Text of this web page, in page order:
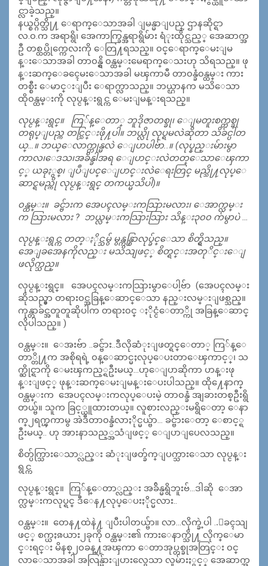
င္လာခဲ့သည္။
နယ္စပ္ဂိတ္သို႔ ေရာက္ေသာအခါ ျမန္မာျပည္ ဌာနဆိုင္ရာ
လ.၀.က အရာရွိ၊ အေကာက္ခြန္အရာရွိမ်ား ရံုးထိုင္သည့္ အေဆာက္အ
ဦ တစ္ထပ္တိုက္ကေလးကို ေတြ႔ရသည္။ ၀င္ေရာက္ေမးျမ
န္းေသာအခါ တာ၀န္ရွိ ၀န္ထမ္းမေရာက္ေသးဟု သိရသည္။ ဖု
န္းဆက္ေခၚေမးေသာအခါ မၾကာမီ တာ၀န္ခံ၀န္ထမ္း ကား
တစ္စီး ေမာင္းျပီး ေရာက္လာသည္။ ဘယ္ဌာနက မသိေသာ
ထို၀န္ထမ္းကို လုပ္ငန္းရွင္က ေမးျမန္းရသည္။
လုပ္ငန္းရွင္။ ကြ်န္ေတာ္ ဘူဒိုဇာတစ္ခု၊ ေျမတူးစက္တစ္ခု
တရုပ္ျပည္က တင္သြင္းဖို႔ပါ။ ဘယ္လို လုပ္ရမလဲဆိုတာ သိခ်င္ပါတ
ယ္…။ ဘယ္ေလာက္ကုန္မလဲ ေျပာပါဗ်ာ..။ (လုပ္နည္းမ်ားမွာ
ကာလ၊ေဒသ၊အခ်ိန္ခါအရ ေျပာင္းလဲတတ္ေသာေၾကာ
င့္ ယခုႏွစ္၊ ျပဳျပင္ေျပာင္းလဲေရးတြင္ မည္သို႔လုပ္ေ
ဆာင္ရမည္ကို လုပ္ငန္းရွင္ တကယ္မသိပါ)။
၀န္ထမ္း။ ခင္ဗ်ားက အေပၚလမ္းကသြားမလား၊ ေအာက္လမ္း
က သြားမလား ? ဘယ္လမ္းကသြားသြား သိန္း၃၀၀ က်မွာပဲ …
လုပ္ငန္းရွင္က တတ္ႏိုင္သမွ် မွန္ကန္စြာလုပ္ခ်င္ေသာ စိတ္ရွိသည္။
အေျခအေနကိုလည္း မသိသျဖင့္ စိတ္ရင္းအတုိင္းေျ
ဖလိုက္သည္။
လုပ္ငန္းရွင္။ အေပၚလမ္းကသြားမွာေပါ့ဗ်ာ (အေပၚလမ္း
ဆိုသည္မွာ တရား၀င္အခြန္ေဆာင္ေသာ နည္းလမ္းျဖစ္သည္။
ကုန္တာခ်င္အတူတူဆိုပါက တရား၀င္ ႏိုင္ငံေတာ္ကို အခြန္ေဆာင္
လိုပါသည္။ )
၀န္ထမ္း။ ေအးဗ်ာ ..ခင္ဗ်ား..ဒီလိုဆံုးျဖတ္ရင္ေတာ့ ကြ်န္ေ
တာ္တို႔က အစိုရရဲ့ ၀န္ေဆာင္မႈလုပ္ေပးတာေၾကာင့္၊ သ
က္ဆိုင္ရာကို ေမးၾကည့္ရဦးမယ္…ဟုေျပာဆိုကာ ဟန္းဖု
န္းျဖင့္ ဖုန္းဆက္ေမးျမန္းေပးပါသည္။ ထို႔ေနာက္
၀န္ထမ္းက အေပၚလမ္းကလုပ္ေပးမဲ့ တာ၀န္ခံ အျခားတစ္ဦးရွိ
တယ္ဗ်။ သူက ခြင့္ယူထားတယ္။ လူစားလည္းမရွိေတာ့ ေနာ
က္၂ရက္ၾကာမွ အဲဒီတာ၀န္ခံလာႏိုင္မယ္ဗ်ာ… ခင္ဗ်ားေတာ့ ေစာင့္ရ
ဦးမယ္.. ဟု အားနာသည့္အသံျဖင့္ ေျပာျပေလသည္။
စိတ္ပ်က္သြားေသာ္လည္း ဆံုးျဖတ္ခ်က္ျပက္သားေသာ လုပ္ငန္း
ရွင္က
လုပ္ငန္းရွင္။ ကြ်န္ေတာ္လည္း အခ်ိန္မရွိဘူးဗ်…ဒါဆို ေအာ
က္လမ္းကလုပ္ရင္ ဒီေန႔လုပ္ေပးႏိုင္မလား..
၀န္ထမ္း။ တေန႔ထဲနဲ႔ ျပီးပါတယ္ဗ်ာ။ လာ…လိုက္ခဲ့ပါ ..ေခၚသျ
ဖင့္ စက္ယႏၷယား၂ခုကို ၀န္ထမ္း၏ ကားေနာက္သို႔ လိုက္ေမာ
င္းရင္း မိနစ္၂၀ခန္႔အၾကာ ေတာအုပ္တစ္ခုအတြင္း ၀င္
လာေသာအခါ အလြန္မ်ားျပားလွေသာ လူမ်ားႏွင့္ အေဆာက္အ